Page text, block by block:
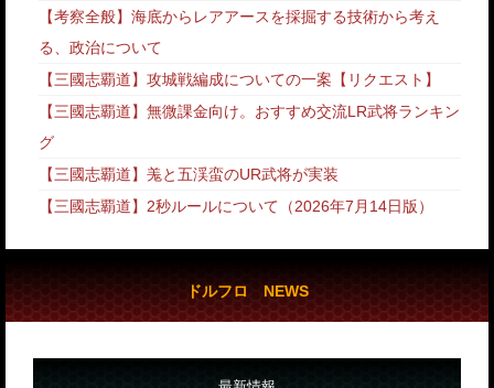
【考察全般】海底からレアアースを採掘する技術から考え
る、政治について
【三國志覇道】攻城戦編成についての一案【リクエスト】
【三國志覇道】無微課金向け。おすすめ交流LR武将ランキン
グ
【三國志覇道】羗と五渓蛮のUR武将が実装
【三國志覇道】2秒ルールについて（2026年7月14日版）
ドルフロ NEWS